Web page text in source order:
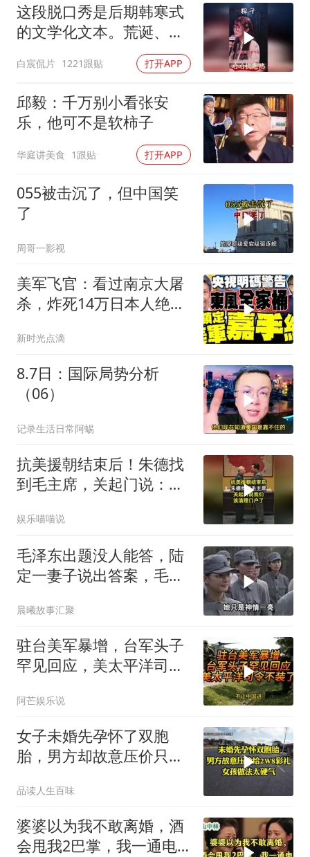
这段脱口秀是后期韩寒式
的文学化文本。荒诞、激
白宸侃片 1221跟贴 打开APP
邱毅：千万别小看张安
乐，他可不是软柿子
华庭讲美食 1跟贴 打开APP
055被击沉了，但中国笑
了
周哥一影视
美军飞官：看过南京大屠
杀，炸死14万日本人绝不
新时光点滴
8.7日：国际局势分析
（06）
记录生活日常阿蜴
抗美援朝结束后！朱德找
到毛主席，关起门说：我
娱乐喵喵说
毛泽东出题没人能答，陆
定一妻子说出答案，毛主
晨曦故事汇聚
驻台美军暴增，台军头子
罕见回应，美太平洋司令
阿芒娱乐说
女子未婚先孕怀了双胞
胎，男方却故意压价只给
品读人生百味
婆婆以为我不敢离婚，酒
会甩我2巴掌，我一通电